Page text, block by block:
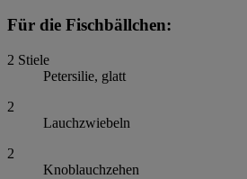
Für die Fischbällchen:
2 Stiele
Petersilie, glatt
2
Lauchzwiebeln
2
Knoblauchzehen